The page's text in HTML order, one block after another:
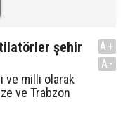
şehir
ve milli olarak
ve Trabzon
A+
A-